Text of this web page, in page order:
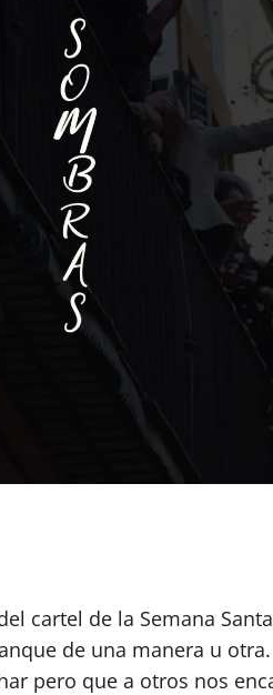
cartel de la Semana
de una manera u
pero que a otros nos